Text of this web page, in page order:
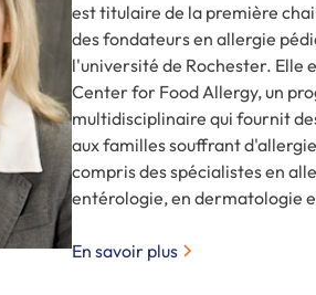
est titulaire de la première
des fondateurs en allergie
l'université de Rochester. Elle
Center for Food Allergy, un
multidisciplinaire qui fournit
aux familles souffrant
compris des spécialistes en
entérologie, en dermatologie
En savoir plus